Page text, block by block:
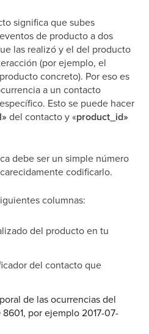
significa que subes
de producto a dos
las realizó y el del producto
(por ejemplo, el
concreto). Por eso es
a un contacto
Esto se puede hacer
del contacto y «product_id»
debe ser un simple número
codificarlo.
columnas:
del producto en tu
del contacto que
de las ocurrencias del
por ejemplo 2017-07-